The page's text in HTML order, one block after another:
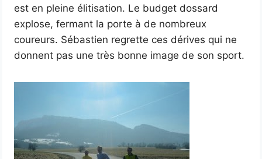
est en pleine élitisation. Le budget dossard
explose, fermant la porte à de nombreux
coureurs. Sébastien regrette ces dérives qui ne
donnent pas une très bonne image de son sport.